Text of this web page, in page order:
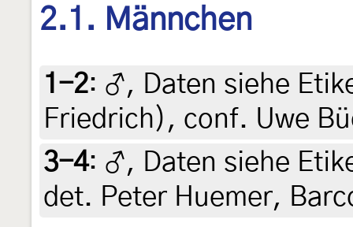
2.1. Männchen
1-2: ♂, Daten siehe
Friedrich), conf. Uwe
3-4: ♂, Daten siehe
det. Peter Huemer,